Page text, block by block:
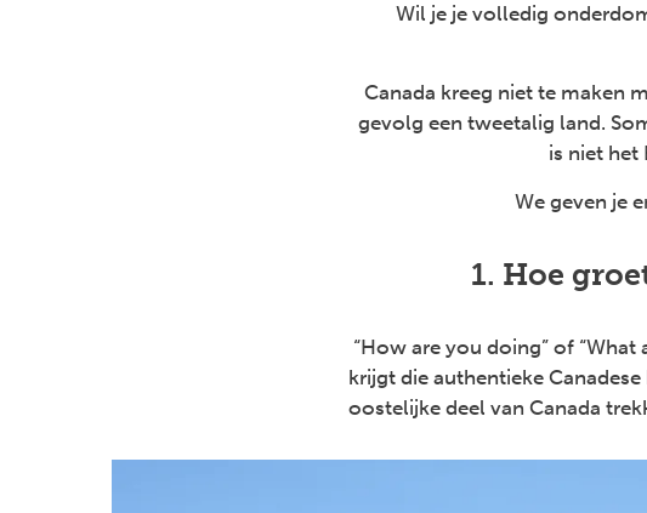
Wil je je volledig
Canada kreeg niet te maken
gevolg een tweetalig land.
is niet het
We geven je
1. Hoe
“How are you doing” of
krijgt die authentieke
oostelijke deel van Canada